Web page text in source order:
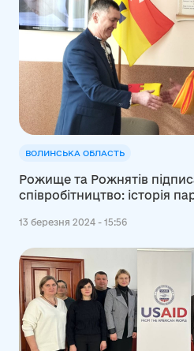
ВОЛИНСЬКА ОБЛАСТЬ
Рожище та Рожнятів
співробітництво: історія
13 березня 2024 - 15:56